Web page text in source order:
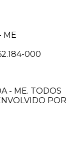
ME
000
- ME. TODOS
POR